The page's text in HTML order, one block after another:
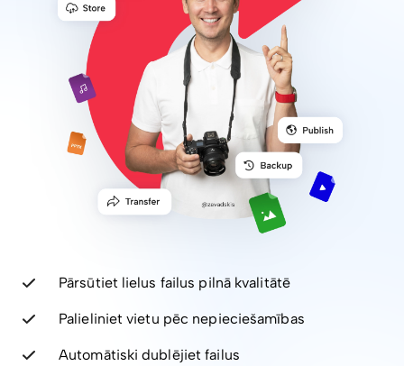
Pārsūtiet lielus failus pilnā kvalitātē
Palieliniet vietu pēc nepieciešamības
Automātiski dublējiet failus